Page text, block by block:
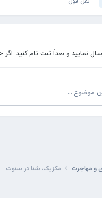
نمایید و بعداً ثبت نام کنید. اگر
موضوع ...
و مهاجرت مکزیک، شنا در سنوت